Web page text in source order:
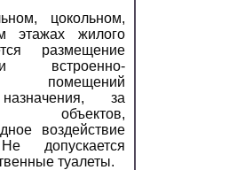
цокольном,
этажах жилого
размещение
встроенно-
помещений
за
объектов,
воздействие
допускается
туалеты.